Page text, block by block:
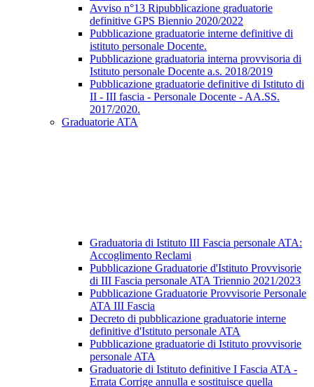
Avviso n°13 Ripubblicazione graduatorie
definitive GPS Biennio 2020/2022
Pubblicazione graduatorie interne definitive di
istituto personale Docente.
Pubblicazione graduatoria interna provvisoria di
Istituto personale Docente a.s. 2018/2019
Pubblicazione graduatorie definitive di Istituto di
II - III fascia - Personale Docente - AA.SS.
2017/2020.
Graduatorie ATA
Graduatoria di Istituto III Fascia personale ATA:
Accoglimento Reclami
Pubblicazione Graduatorie d'Istituto Provvisorie
di III Fascia personale ATA Triennio 2021/2023
Pubblicazione Graduatorie Provvisorie Personale
ATA III Fascia
Decreto di pubblicazione graduatorie interne
definitive d'Istituto personale ATA
Pubblicazione graduatorie di Istituto provvisorie
personale ATA
Graduatorie di Istituto definitive I Fascia ATA -
Errata Corrige annulla e sostituisce quella